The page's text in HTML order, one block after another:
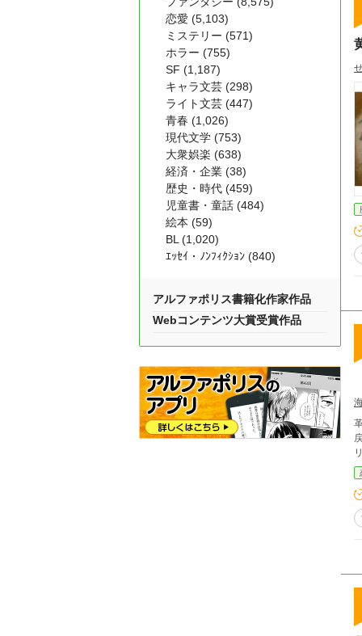
恋愛 (5,103)
ミステリー (571)
ホラー (755)
SF (1,187)
キャラ文芸 (298)
ライト文芸 (447)
青春 (1,026)
現代文学 (753)
大衆娯楽 (638)
経済・企業 (38)
歴史・時代 (459)
児童書・童話 (484)
絵本 (59)
BL (1,020)
ｴｯｾｲ・ﾉﾝﾌｨｸｼｮﾝ (840)
アルファポリス書籍化作家作品
Webコンテンツ大賞受賞作品